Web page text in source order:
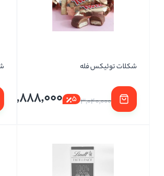
شکلات توئیکس فله
5 3,040,000
2,888,000